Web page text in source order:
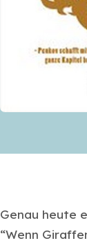
Genau heute
“Wenn